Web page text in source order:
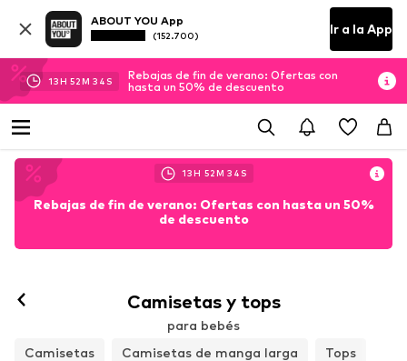
ABOUT YOU App
(152.700) Ir a la App
13H 52M 33 S
Rebajas de fin de verano: Ofertas con
hasta un 50% de descuento
13H 52M 33 S
Rebajas de fin de verano: Ofertas con hasta un 50%
de descuento
Camisetas y tops
para bebés
Camisetas
Camisetas de manga larga Tops